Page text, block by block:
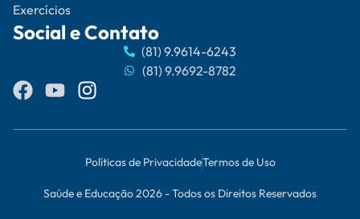
Exercícios
Social e Contato
(81) 9.9614-6243
(81) 9.9692-8782
Políticas de PrivacidadeTermos de Uso
Saúde e Educação 2026 - Todos os Direitos Reservados